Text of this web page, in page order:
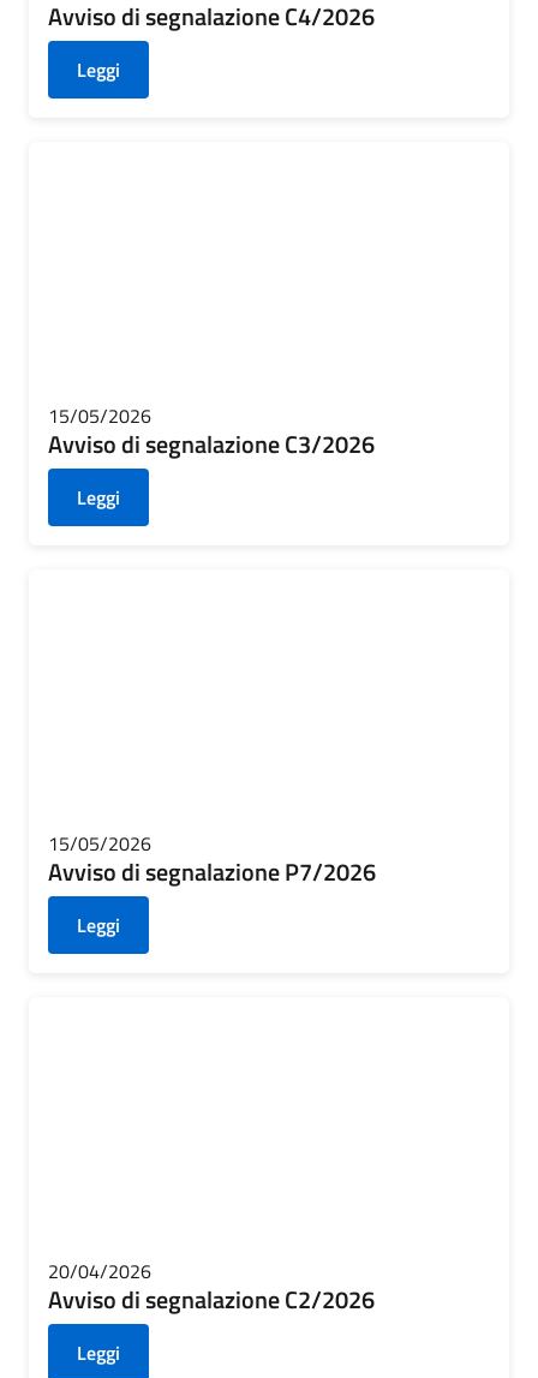
Avviso di segnalazione C4/2026
Leggi
15/05/2026
Avviso di segnalazione C3/2026
Leggi
15/05/2026
Avviso di segnalazione P7/2026
Leggi
20/04/2026
Avviso di segnalazione C2/2026
Leggi